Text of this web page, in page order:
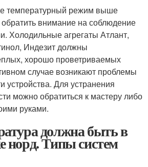
температурный режим выше
внимание на соблюдение
Холодильные агрегаты Атлант,
Индезит должны
хорошо проветриваемых
случае возникают проблемы
устройства. Для устранения
можно обратиться к мастеру либо
руками.
должна быть в
норд. Типы систем